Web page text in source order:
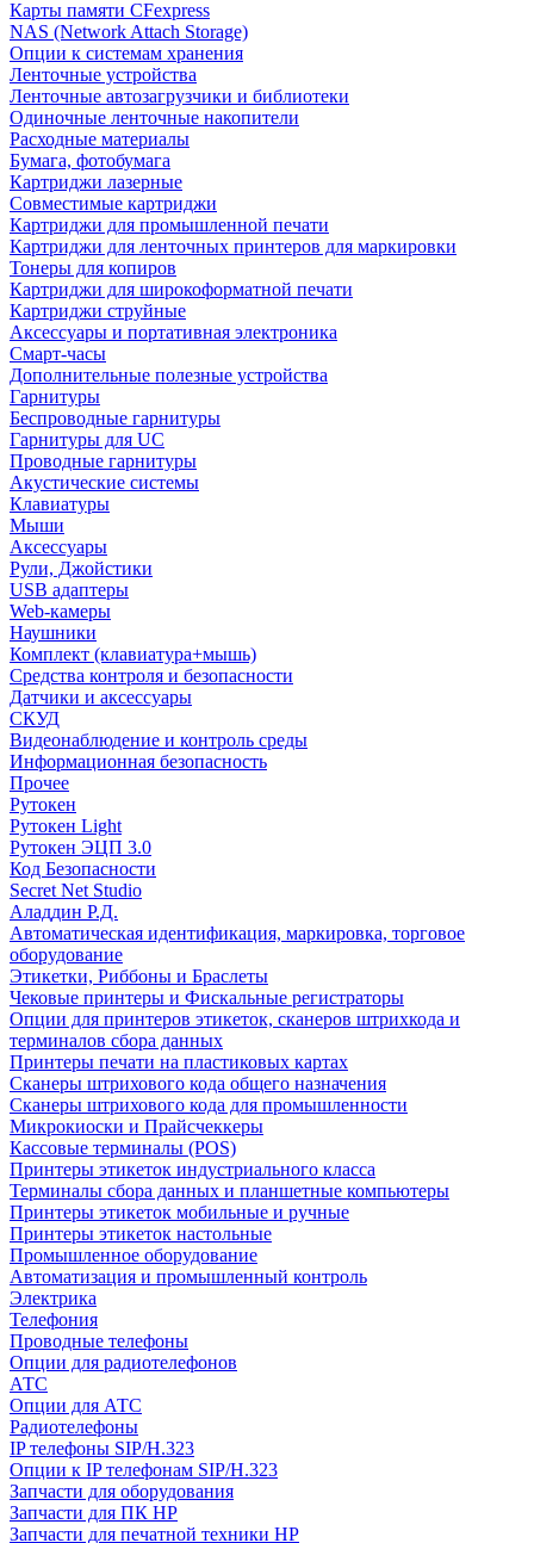
Карты памяти CFexpress
NAS (Network Attach Storage)
Опции к системам хранения
Ленточные устройства
Ленточные автозагрузчики и библиотеки
Одиночные ленточные накопители
Расходные материалы
Бумага, фотобумага
Картриджи лазерные
Совместимые картриджи
Картриджи для промышленной печати
Картриджи для ленточных принтеров для маркировки
Тонеры для копиров
Картриджи для широкоформатной печати
Картриджи струйные
Аксессуары и портативная электроника
Смарт-часы
Дополнительные полезные устройства
Гарнитуры
Беспроводные гарнитуры
Гарнитуры для UC
Проводные гарнитуры
Акустические системы
Клавиатуры
Мыши
Аксессуары
Рули, Джойстики
USB адаптеры
Web-камеры
Наушники
Комплект (клавиатура+мышь)
Средства контроля и безопасности
Датчики и аксессуары
СКУД
Видеонаблюдение и контроль среды
Информационная безопасность
Прочее
Рутокен
Рутокен Light
Рутокен ЭЦП 3.0
Код Безопасности
Secret Net Studio
Аладдин Р.Д.
Автоматическая идентификация, маркировка, торговое
оборудование
Этикетки, Риббоны и Браслеты
Чековые принтеры и Фискальные регистраторы
Опции для принтеров этикеток, сканеров штрихкода и
терминалов сбора данных
Принтеры печати на пластиковых картах
Сканеры штрихового кода общего назначения
Сканеры штрихового кода для промышленности
Микрокиоски и Прайсчеккеры
Кассовые терминалы (POS)
Принтеры этикеток индустриального класса
Терминалы сбора данных и планшетные компьютеры
Принтеры этикеток мобильные и ручные
Принтеры этикеток настольные
Промышленное оборудование
Автоматизация и промышленный контроль
Электрика
Телефония
Проводные телефоны
Опции для радиотелефонов
АТС
Опции для АТС
Радиотелефоны
IP телефоны SIP/H.323
Опции к IP телефонам SIP/H.323
Запчасти для оборудования
Запчасти для ПК HP
Запчасти для печатной техники HP